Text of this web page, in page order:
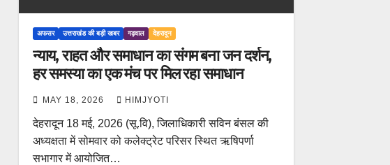
अफसर उत्तराखंड की बड़ी खबर गढ़वाल देहरादून
न्याय, राहत और समाधान का संगम बना जन दर्शन,
हर समस्या का एक मंच पर मिल रहा समाधान
MAY 18, 2026 HIMJYOTI
देहरादून 18 मई, 2026 (सू.वि), जिलाधिकारी सविन बंसल की
अध्यक्षता में सोमवार को कलेक्ट्रेट परिसर स्थित ऋषिपर्णा
सभागार में आयोजित…